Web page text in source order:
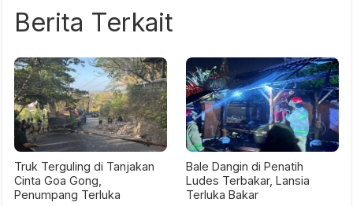
Berita Terkait
Truk Terguling di Tanjakan
Cinta Goa Gong,
Penumpang Terluka
Bale Dangin di Penatih
Ludes Terbakar, Lansia
Terluka Bakar